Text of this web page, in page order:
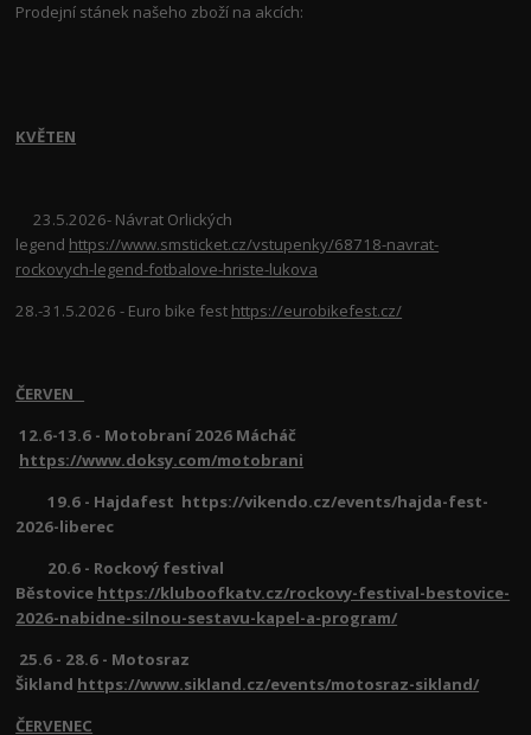
Prodejní stánek našeho zboží na akcích:
KVĚTEN
23.5.2026- Návrat Orlických
legend https://www.smsticket.cz/vstupenky/68718-navrat-
rockovych-legend-fotbalove-hriste-lukova
28.-31.5.2026 - Euro bike fest https://eurobikefest.cz/
ČERVEN
12.6-13.6 - Motobraní 2026 Mácháč
https://www.doksy.com/motobrani
19.6 - Hajdafest https://vikendo.cz/events/hajda-fest-
2026-liberec
20.6 - Rockový festival
Běstovice https://kluboofkatv.cz/rockovy-festival-bestovice-
2026-nabidne-silnou-sestavu-kapel-a-program/
25.6 - 28.6 - Motosraz
Šikland https://www.sikland.cz/events/motosraz-sikland/
ČERVENEC